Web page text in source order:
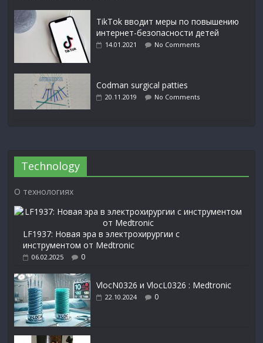
TikTok вводит меры по повышению
интернет-безопасности детей
14.01.2021 No Comments
Codman surgical patties
20.11.2019 No Comments
Technology
О технологиях
LF1937: Новая эра в электрохирургии с
инструментом от Medtronic
06.02.2025 0
VlocN0326 и VlocL0326 : Medtronic
22.10.2024 0